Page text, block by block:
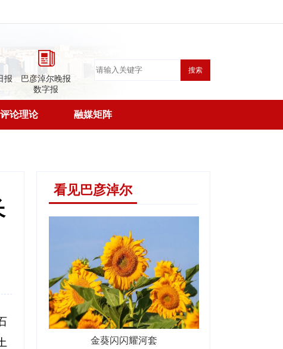
报
巴彦淖尔晚报
数字报
搜索
评论理论 融媒矩阵
看见巴彦淖尔
金葵闪闪耀河套